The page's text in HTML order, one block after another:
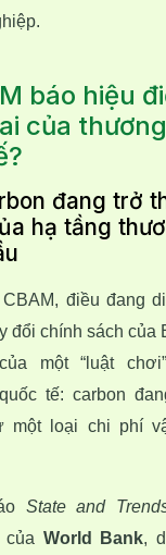
báo hiệu
của
đang trở
hạ tầng
điều đang
đổi chính sách của
một “luật
tế: carbon
một loại chi phí
State and
của World Bank,